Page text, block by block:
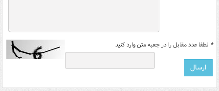
* لطفا عدد مقابل را در جعبه متن وارد کنید